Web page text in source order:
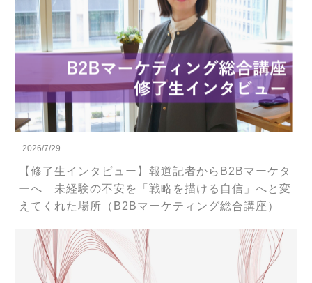
2026/7/29
【修了生インタビュー】報道記者からB2Bマーケタ
ーへ 未経験の不安を「戦略を描ける自信」へと変
えてくれた場所（B2Bマーケティング総合講座）